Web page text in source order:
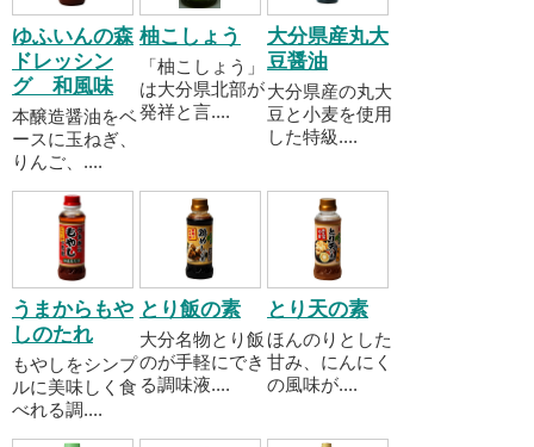
ゆふいんの森
ドレッシン
グ 和風味
本醸造醤油をベ
ースに玉ねぎ、
りんご、....
柚こしょう
「柚こしょう」
は大分県北部が
発祥と言....
大分県産丸大
豆醤油
大分県産の丸大
豆と小麦を使用
した特級....
うまからもや
しのたれ
もやしをシンプ
ルに美味しく食
べれる調....
とり飯の素
大分名物とり飯
のが手軽にでき
る調味液....
とり天の素
ほんのりとした
甘み、にんにく
の風味が....